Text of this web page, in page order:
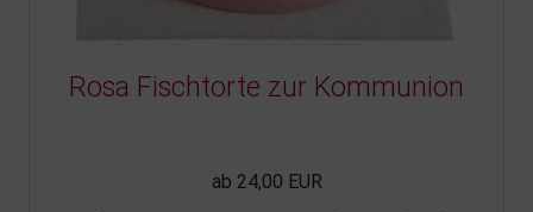
Rosa Fischtorte zur Kommunion
ab 24,00 EUR